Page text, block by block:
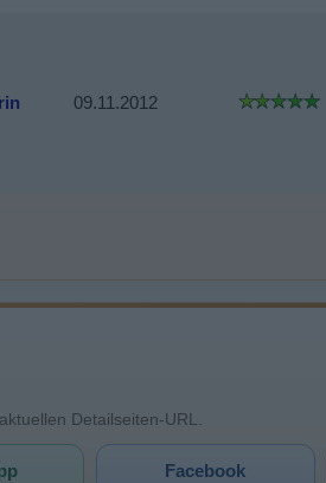
09.11.2012
Detailseiten-URL.
Facebook